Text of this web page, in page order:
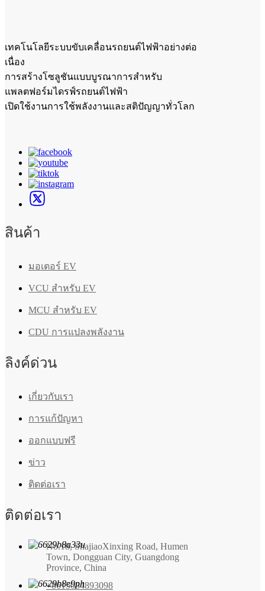
เทคโนโลยีระบบขับเคลื่อนรถยนต์ไฟฟ้าอย่างต่อ
เนื่อง
การสร้างโซลูชันแบบบูรณาการสำหรับ
แพลตฟอร์มไดรฟ์รถยนต์ไฟฟ้า
เปิดใช้งานการใช้พลังงานและสติปัญญาทั่วโลก
สินค้า
มอเตอร์ EV
VCU สำหรับ EV
MCU สำหรับ EV
CDU การแปลงพลังงาน
ลิงค์ด่วน
เกี่ยวกับเรา
การแก้ปัญหา
ออกแบบฟรี
ข่าว
ติดต่อเรา
ติดต่อเรา
No.18, ShajiaoXinxing Road, Humen
Town, Dongguan City, Guangdong
Province, China
+8615084893098